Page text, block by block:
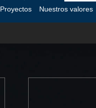
Proyectos Nuestros valores